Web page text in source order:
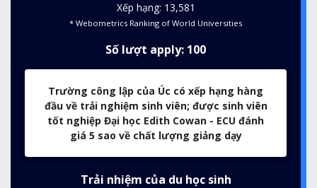
Xếp hạng: 13,581
* Webometrics Ranking of World Universities
Số lượt apply: 100
Trường công lập của Úc có xếp hạng hàng
đầu về trải nghiệm sinh viên; được sinh viên
tốt nghiệp Đại học Edith Cowan - ECU đánh
giá 5 sao về chất lượng giảng dạy
Trải nhiệm của du học sinh